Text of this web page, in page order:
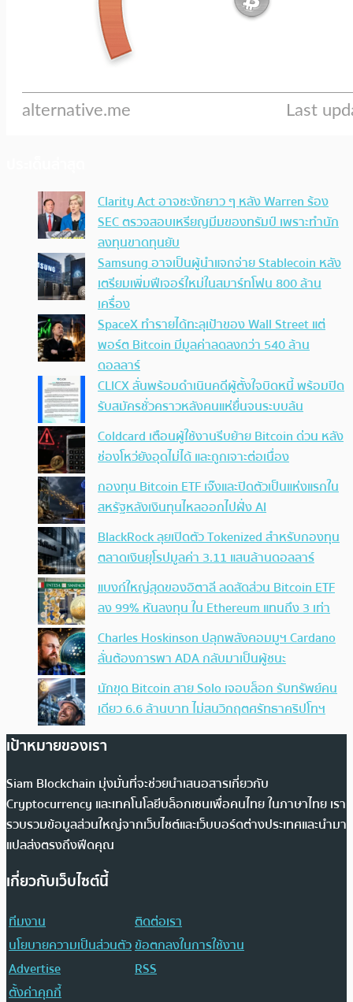
Clarity Act อาจชะงักยาว ๆ หลัง Warren ร้อง
SEC ตรวจสอบเหรียญมีมของทรัมป์ เพราะทำนัก
ลงทุนขาดทุนยับ
Samsung อาจเป็นผู้นำแจกจ่าย Stablecoin หลัง
เตรียมเพิ่มฟีเจอร์ใหม่ในสมาร์ทโฟน 800 ล้าน
เครื่อง
SpaceX ทำรายได้ทะลุเป้าของ Wall Street แต่
พอร์ต Bitcoin มีมูลค่าลดลงกว่า 540 ล้าน
ดอลลาร์
CLICX ลั่นพร้อมดำเนินคดีผู้ตั้งใจบิดหนี้ พร้อมปิด
รับสมัครชั่วคราวหลังคนแห่ยื่นจนระบบล้น
Coldcard เตือนผู้ใช้งานรีบย้าย Bitcoin ด่วน หลัง
ช่องโหว่ยังอุดไม่ได้ และถูกเจาะต่อเนื่อง
กองทุน Bitcoin ETF เจ๊งและปิดตัวเป็นแห่งแรกใน
สหรัฐหลังเงินทุนไหลออกไปฝั่ง AI
BlackRock ลุยเปิดตัว Tokenized สำหรับกองทุน
ตลาดเงินยุโรปมูลค่า 3.11 แสนล้านดอลลาร์
แบงก์ใหญ่สุดของอิตาลี ลดสัดส่วน Bitcoin ETF
ลง 99% หันลงทุน ใน Ethereum แทนถึง 3 เท่า
Charles Hoskinson ปลุกพลังคอมมูฯ Cardano
ลั่นต้องการพา ADA กลับมาเป็นผู้ชนะ
นักขุด Bitcoin สาย Solo เจอบล็อก รับทรัพย์คน
เดียว 6.6 ล้านบาท ไม่สนวิกฤตศรัทธาคริปโทฯ
เป้าหมายของเรา
Siam Blockchain มุ่งมั่นที่จะช่วยนำเสนอสารเกี่ยวกับ
Cryptocurrency และเทคโนโลยีบล็อกเชนเพื่อคนไทย ในภาษาไทย เรา
รวบรวมข้อมูลส่วนใหญ่จากเว็บไซต์และเว็บบอร์ดต่างประเทศและนำมา
แปลส่งตรงถึงฟีดคุณ
เกี่ยวกับเว็บไซต์นี้
ทีมงาน
ติดต่อเรา
นโยบายความเป็นส่วนตัวข้อตกลงในการใช้งาน
Advertise
RSS
ตั้งค่าคุกกี้